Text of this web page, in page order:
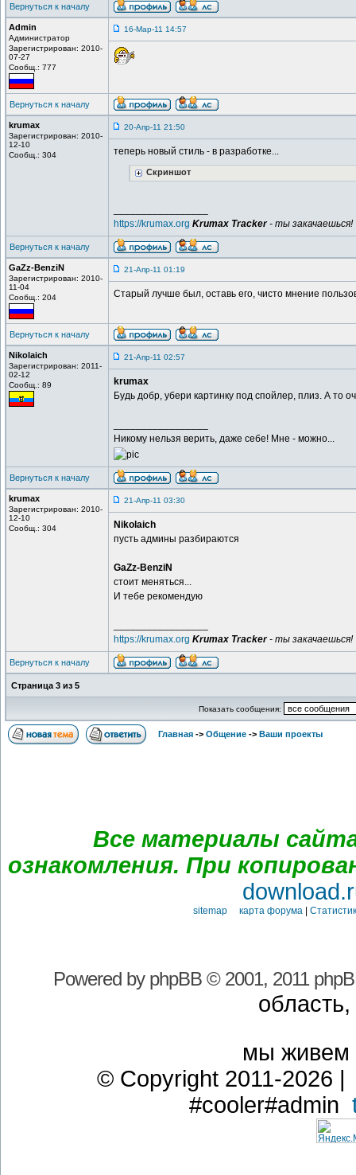
Вернуться к началу
Admin
Администратор
Зарегистрирован: 2010-
07-27
Сообщ.: 777
16-Мар-11 14:57
Вернуться к началу
krumax
Зарегистрирован: 2010-
12-10
Сообщ.: 304
20-Апр-11 21:50
теперь новый стиль - в разработке...
Скриншот
https://krumax.org Krumax Tracker- ты закачаешься!
Вернуться к началу
GaZz-BenziN
Зарегистрирован: 2010-
11-04
Сообщ.: 204
21-Апр-11 01:19
Старый лучше был, оставь его, чисто мнение
Вернуться к началу
Nikolaich
Зарегистрирован: 2011-
02-12
Сообщ.: 89
21-Апр-11 02:57
krumax
Будь добр, убери картинку под спойлер, плиз. А то
Никому нельзя верить, даже себе! Мне - можно...
Вернуться к началу
krumax
Зарегистрирован: 2010-
12-10
Сообщ.: 304
21-Апр-11 03:30
Nikolaich
пусть админы разбираются
GaZz-BenziN
стоит меняться...
И тебе рекомендую
https://krumax.org Krumax Tracker- ты закачаешься!
Вернуться к началу
Страница 3 из 5
Показать сообщения:
Главная -> Общение -> Ваши проекты
Все материалы
ознакомления. При
sitemap карта форума|
Powered by phpBB© 2001, 2011
мы
© Copyright 2011-2026
#cooler#admin